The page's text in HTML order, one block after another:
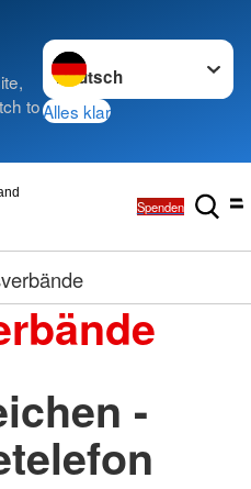
to
Sprache wechseln zu
Alles klar
Spenden
-